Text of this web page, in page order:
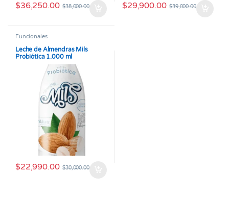
$36,250.00 $38,000.00 $29,900.00 $39,000.00
Funcionales
Leche de Almendras Mils
Probiótica 1.000 ml
$22,990.00 $30,000.00